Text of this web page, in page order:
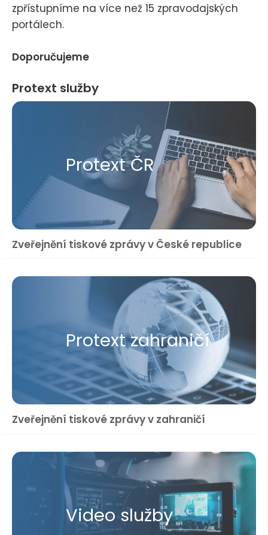
zpřístupníme na více než 15 zpravodajských
portálech.
Doporučujeme
Protext služby
Protext ČR
Zveřejnění tiskové zprávy v České republice
Protext zahraničí
Zveřejnění tiskové zprávy v zahraničí
Video služby